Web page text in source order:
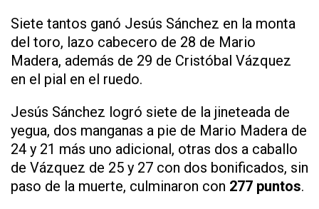
Siete tantos ganó Jesús Sánchez en la monta
del toro, lazo cabecero de 28 de Mario
Madera, además de 29 de Cristóbal Vázquez
en el pial en el ruedo.
Jesús Sánchez logró siete de la jineteada de
yegua, dos manganas a pie de Mario Madera de
24 y 21 más uno adicional, otras dos a caballo
de Vázquez de 25 y 27 con dos bonificados, sin
paso de la muerte, culminaron con 277 puntos.